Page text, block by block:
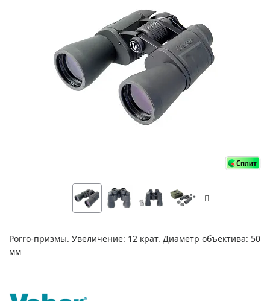
Porro-призмы. Увеличение: 12 крат. Диаметр объектива: 50
мм